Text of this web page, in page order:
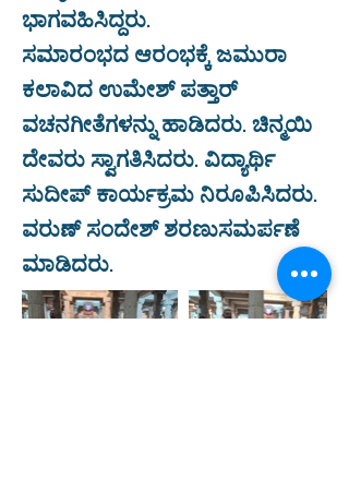
ಭಾಗವಹಿಸಿದ್ದರು.
ಸಮಾರಂಭದ ಆರಂಭಕ್ಕೆ ಜಮುರಾ
ಕಲಾವಿದ ಉಮೇಶ್ ಪತ್ತಾರ್
ವಚನಗೀತೆಗಳನ್ನು ಹಾಡಿದರು. ಚಿನ್ಮಯಿ
ದೇವರು ಸ್ವಾಗತಿಸಿದರು. ವಿದ್ಯಾರ್ಥಿ
ಸುದೀಪ್ ಕಾರ್ಯಕ್ರಮ ನಿರೂಪಿಸಿದರು.
ವರುಣ್ ಸಂದೇಶ್ ಶರಣುಸಮರ್ಪಣೆ
ಮಾಡಿದರು.